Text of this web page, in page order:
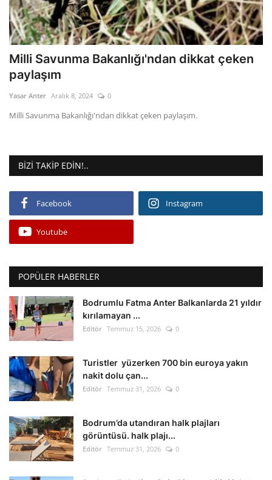
Köşe Yazarları
Spor
Kültür Sanat Tarih
Sağlık
Gündem
Dünya
Milli Savunma Bakanlığı'ndan dikkat çeken
paylaşım
Yasar Anter Aralık 8, 2024 0
Milli Savunma Bakanlığı'ndan dikkat çeken paylaşım.
BIZI TAKIP EDIN!..
Facebook Instagram
Youtube
POPÜLER HABERLER
Bodrumlu Fatma Anter Balkanlarda 21 yıldır
kırılamayan ...
Editör Temmuz 15, 2026 0
Turistler yüzerken 700 bin euroya yakın
nakit dolu çan...
Editör Temmuz 31, 2026 0
Bodrum’da utandıran halk plajları
görüntüsü. halk plajı...
Editör Temmuz 31, 2026 0